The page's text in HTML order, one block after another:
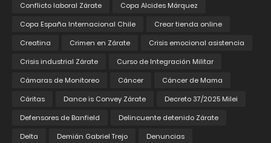
Conflicto laboral Zárate
Copa Alcides Márquez
Copa España Internacional Chile
Crear tienda online
Creatina
Crimen en Zárate
Crisis emocional asistencia
Crisis industrial Zárate
Curso de Integración Militar
Cámaras de Monitoreo
Cáncer
Cáncer de Mama
Cáritas
Dance is Convey Zárate
Decreto 37/2025 Milei
Defensores de Banfield
Delincuente detenido Zárate
Delta
Demián Gabriel Trejo
Denuncias